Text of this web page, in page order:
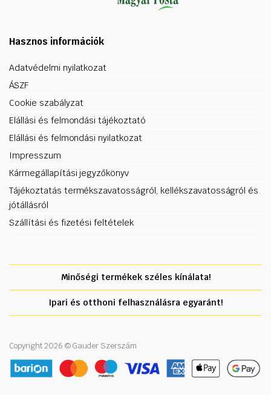
Hasznos információk
Adatvédelmi nyilatkozat
ÁSZF
Cookie szabályzat
Elállási és felmondási tájékoztató
Elállási és felmondási nyilatkozat
Impresszum
Kármegállapítási jegyzőkönyv
Tájékoztatás termékszavatosságról, kellékszavatosságról és
jótállásról
Szállítási és fizetési feltételek
Minőségi termékek széles kínálata!
Ipari és otthoni felhasználásra egyaránt!
Copyright 2026 © Gauder Szerszám